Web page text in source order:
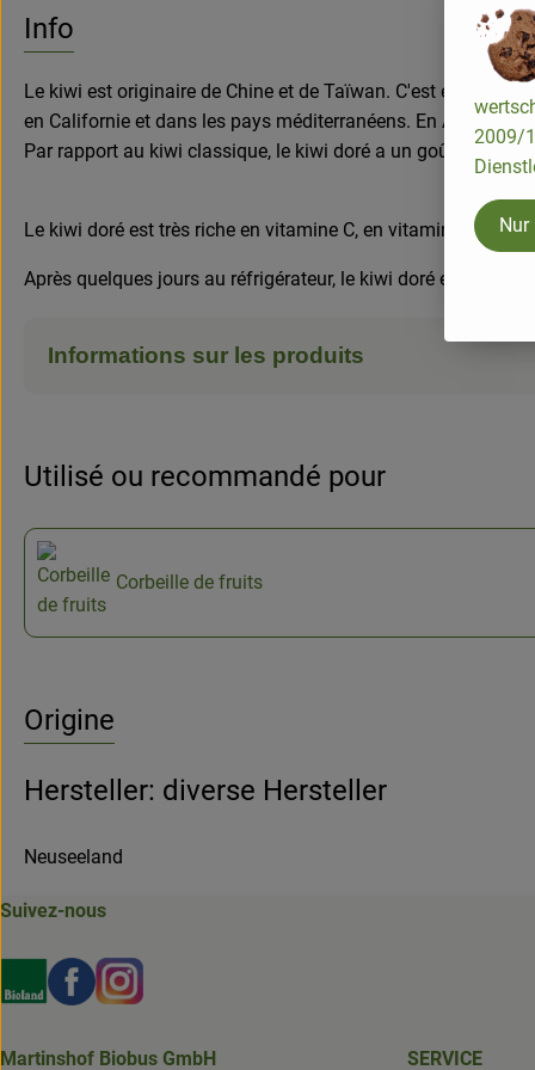
Info
Le kiwi est originaire de Chine et de Taïwan. C'est en
en Californie et dans les pays méditerranéens. En
Par rapport au kiwi classique, le kiwi doré a un goût plus
Le kiwi doré est très riche en vitamine C, en vitamines E et
Après quelques jours au réfrigérateur, le kiwi doré est plus
Informations sur les produits
Utilisé ou recommandé pour
Corbeille de fruits
Origine
Hersteller: diverse Hersteller
Neuseeland
Suivez-nous
Externer Link zu https://www.bioland.de/verbraucher
Externer Link zu https://www.facebook.com/
Externer Link zu https://www.instagram.com/
Martinshof Biobus GmbH SERVICE
2009/
Nur